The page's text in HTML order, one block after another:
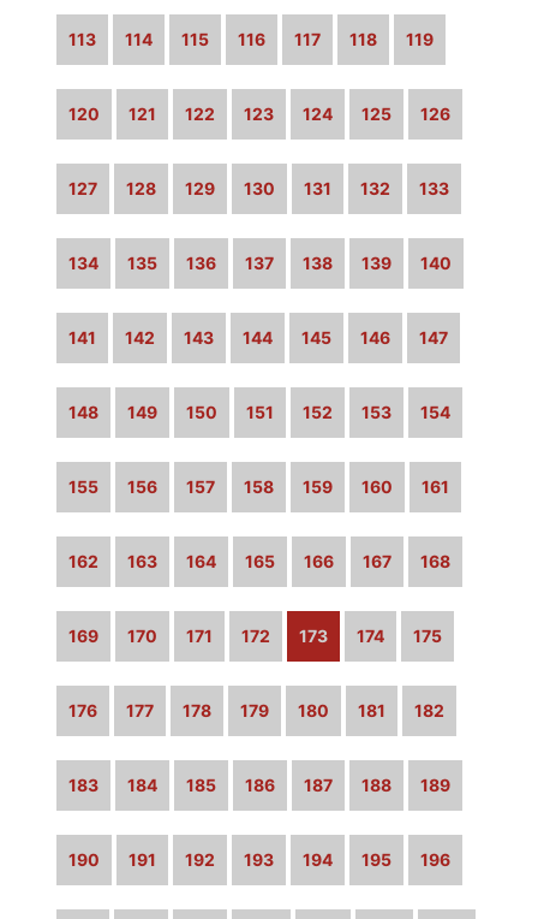
113 114 115 116 117 118 119
120 121 122 123 124 125 126
127 128 129 130 131 132 133
134 135 136 137 138 139 140
141 142 143 144 145 146 147
148 149 150 151 152 153 154
155 156 157 158 159 160 161
162 163 164 165 166 167 168
169 170 171 172 173 174 175
176 177 178 179 180 181 182
183 184 185 186 187 188 189
190 191 192 193 194 195 196